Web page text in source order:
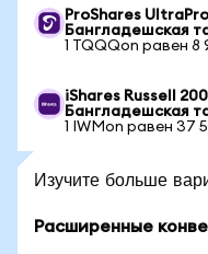
ProShares
Бангладешская
1 TQQQon равен 8
iShares Russell
Бангладешская
1 IWMon равен 37
Изучите больше
Расширенные